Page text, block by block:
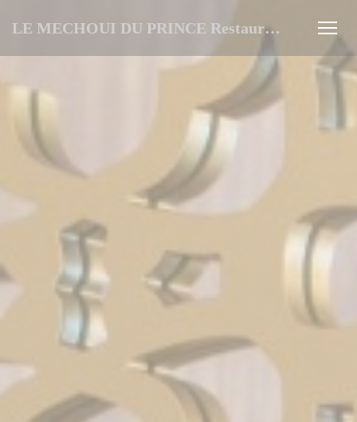
LE MECHOUI DU PRINCE Restaurant Marocain à Paris